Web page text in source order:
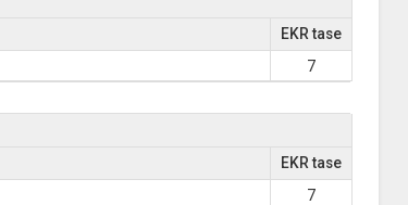
EKR tase
7
EKR tase
7